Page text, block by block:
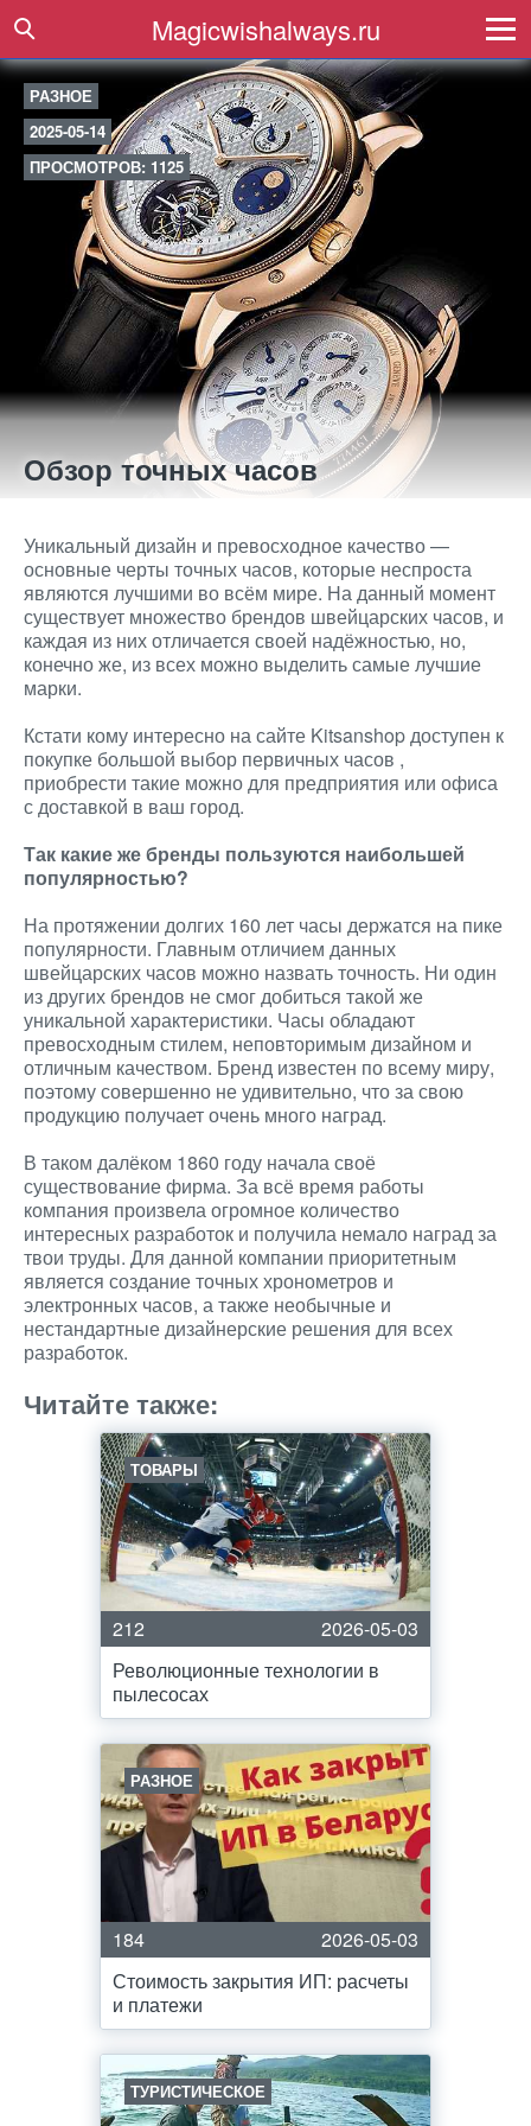
Magicwishalways.ru
РАЗНОЕ
2025-05-14
ПРОСМОТРОВ: 1125
Обзор точных часов
Уникальный дизайн и превосходное качество —
основные черты точных часов, которые неспроста
являются лучшими во всём мире. На данный момент
существует множество брендов швейцарских часов, и
каждая из них отличается своей надёжностью, но,
конечно же, из всех можно выделить самые лучшие
марки.
Кстати кому интересно на сайте Kitsanshop доступен к
покупке большой выбор первичных часов ,
приобрести такие можно для предприятия или офиса
с доставкой в ваш город.
Так какие же бренды пользуются наибольшей
популярностью?
На протяжении долгих 160 лет часы держатся на пике
популярности. Главным отличием данных
швейцарских часов можно назвать точность. Ни один
из других брендов не смог добиться такой же
уникальной характеристики. Часы обладают
превосходным стилем, неповторимым дизайном и
отличным качеством. Бренд известен по всему миру,
поэтому совершенно не удивительно, что за свою
продукцию получает очень много наград.
В таком далёком 1860 году начала своё
существование фирма. За всё время работы
компания произвела огромное количество
интересных разработок и получила немало наград за
твои труды. Для данной компании приоритетным
является создание точных хронометров и
электронных часов, а также необычные и
нестандартные дизайнерские решения для всех
разработок.
Читайте также:
ТОВАРЫ
212
2026-05-03
Революционные технологии в
пылесосах
РАЗНОЕ
184
2026-05-03
Стоимость закрытия ИП: расчеты
и платежи
ТУРИСТИЧЕСКОЕ